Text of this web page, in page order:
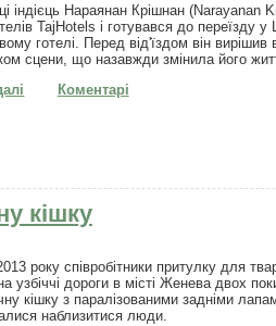
індієць Нараянан Крішнан
TajHotels і готувався до
готелі. Перед від'їздом він вирішив
сцени, що назавжди змінила його
про Індієць приготував 1,5
Коментарі
кішку
року співробітники притулку для
узбіччі дороги в місті Женева двох
кішку з паралізованими задніми
наблизитися люди.